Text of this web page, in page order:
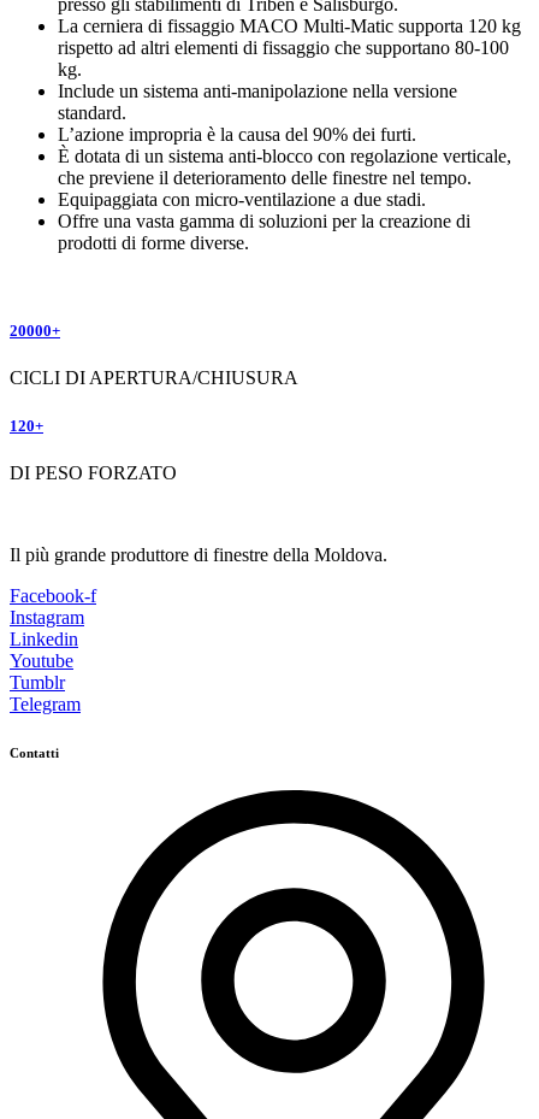
presso gli stabilimenti di Triben e Salisburgo.
La cerniera di fissaggio MACO Multi-Matic supporta 120 kg
rispetto ad altri elementi di fissaggio che supportano 80-100
kg.
Include un sistema anti-manipolazione nella versione
standard.
L’azione impropria è la causa del 90% dei furti.
È dotata di un sistema anti-blocco con regolazione verticale,
che previene il deterioramento delle finestre nel tempo.
Equipaggiata con micro-ventilazione a due stadi.
Offre una vasta gamma di soluzioni per la creazione di
prodotti di forme diverse.
20000+
CICLI DI APERTURA/CHIUSURA
120+
DI PESO FORZATO
Il più grande produttore di finestre della Moldova.
Facebook-f
Instagram
Linkedin
Youtube
Tumblr
Telegram
Contatti